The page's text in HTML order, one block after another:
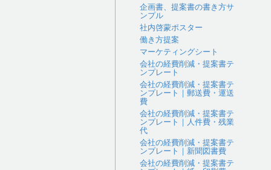
企画書、提案書の書き方サ
ンプル
社内啓蒙ポスター
働き方提案
マーケティングシート
会社の経費削減・提案書テ
ンプレート
会社の経費削減・提案書テ
ンプレート｜郵送費・運送
費
会社の経費削減・提案書テ
ンプレート｜人件費・残業
代
会社の経費削減・提案書テ
ンプレート｜新聞図書費
会社の経費削減・提案書テ